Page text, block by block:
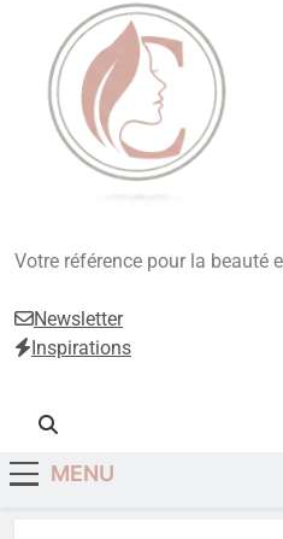
Beauté,
Anti-Âge
Votre référence pour la beauté
Newsletter
Inspirations
MENU